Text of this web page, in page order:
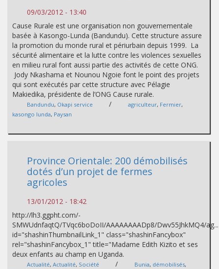
09/03/2012 - 13:40
Cause Rurale est une organisation non gouvernementale
basée à Kasongo-Lunda (Bandundu). Cette structure assure
la promotion du monde rural et périurbain depuis 1999. La
sécurité alimentaire et la lutte contre les violences sexuelles
en milieu rural font aussi partie des activités de cette ONG.
Jody Nkashama et Nounou Ngoie font le point des projets
qui sont exécutés par cette structure avec Pélagie
Makiedika, présidente de l’ONG Cause rurale.
Bandundu, Okapi service / agriculteur, Fermier,
kasongo lunda, Paysan
Province Orientale: 200 démobilisés
dotés d’un projet de fermes
agricoles
13/01/2012 - 18:42
http://lh3.ggpht.com/-
SMWUdnfaqtQ/TVqc6boDoII/AAAAAAAADp8/Dwv55JhkMQ4/
id="shashinThumbnailLink_1" class="shashinFancybox"
rel="shashinFancybox_1" title="Madame Edith Kizito et ses
deux enfants au champ en Uganda.
Actualité, Actualité, Société / Bunia, démobilisés,